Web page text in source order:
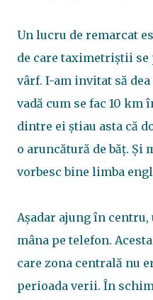
Un lucru de remarcat
de care taximetriștii se
vârf. I-am invitat să
vadă cum se fac 10
dintre ei știau asta că
o aruncătură de băț. Și
vorbesc bine limba
Așadar ajung în
mâna pe telefon.
care zona centrală nu
perioada verii. În